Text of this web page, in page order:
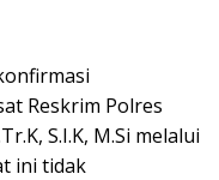
Reskrim Polres
S.I.K, M.Si melalui
ini tidak